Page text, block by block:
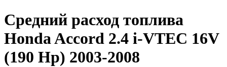
Средний расход топлива
Honda Accord 2.4 i-VTEC 16V
(190 Hp) 2003-2008